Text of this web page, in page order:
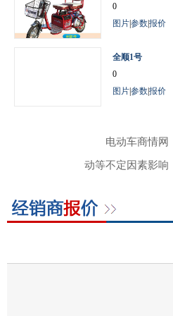
0
图片参数报价
全顺1号
0
图片参数报价
电动车商情网
动等不定因素影响